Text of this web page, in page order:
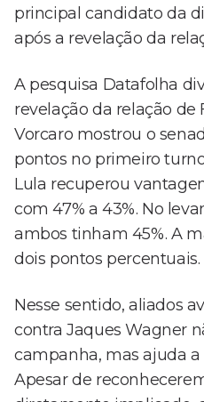
principal candidato da
após a revelação da
A pesquisa Datafolha
revelação da relação de
Vorcaro mostrou o
pontos no primeiro
Lula recuperou
com 47% a 43%. No
ambos tinham 45%. A
dois pontos percentuais.
Nesse sentido, aliados
contra Jaques Wagner
campanha, mas ajuda a
Apesar de